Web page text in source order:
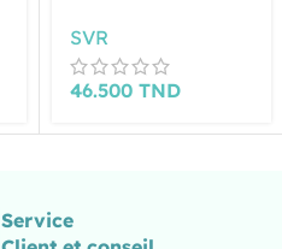
SVR
46.500 TND
Service